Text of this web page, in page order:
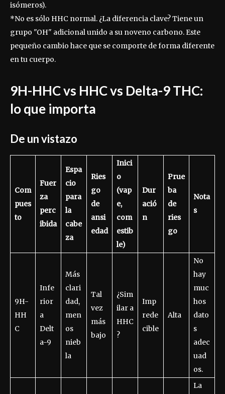
isómeros).
*No es sólo HHC normal. ¿La diferencia clave? Tiene un
grupo "OH" adicional unido a su noveno carbono. Este
pequeño cambio hace que se comporte de forma diferente
en tu cuerpo.
9H-HHC vs HHC vs Delta-9 THC:
lo que importa
De un vistazo
Com
pues
to
Fuer
za
perc
ibida
Espa
cio
para
la
cabe
za
Ries
go
de
ansi
edad
Inici
o
(vap
e,
com
estib
le)
Dur
ació
n
Prue
ba
de
ries
go
Nota
s
9H-
HH
C
Infe
rior
a
Delt
a-9
Más
clari
dad,
men
os
nieb
la
Tal
vez
más
bajo
¿Sim
ilar a
HHC
?
Imp
rede
cible
Alta
No
hay
muc
hos
dato
s
adec
uad
os.
La